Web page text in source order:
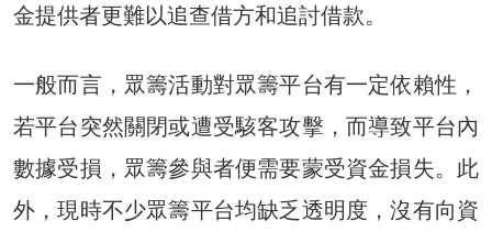
金提供者更難以追查借方和追討借款。
一般而言，眾籌活動對眾籌平台有一定依賴性，
若平台突然關閉或遭受駭客攻擊，而導致平台內
數據受損，眾籌參與者便需要蒙受資金損失。此
外，現時不少眾籌平台均缺乏透明度，沒有向資